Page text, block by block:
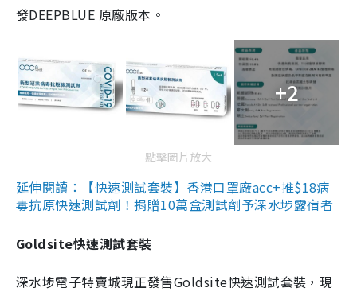
發DEEPBLUE 原廠版本。
+2
點擊圖片放大
延伸閱讀：【快速測試套裝】香港口罩廠acc+推$18病
毒抗原快速測試劑！捐贈10萬盒測試劑予深水埗露宿者
Goldsite快速測試套裝
深水埗電子特賣城現正發售Goldsite快速測試套裝，現